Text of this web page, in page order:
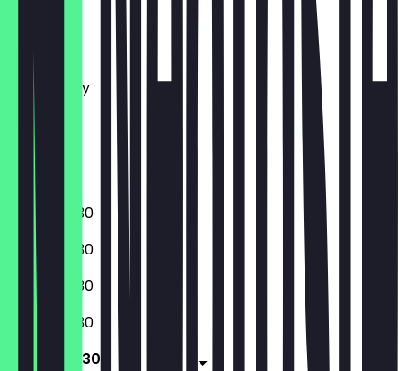
Tuesday
Wednesday
Thursday
Friday
Saturday
Sunday
08:00 - 18:30
08:00 - 18:30
08:00 - 18:30
08:00 - 18:30
08:00 - 18:30